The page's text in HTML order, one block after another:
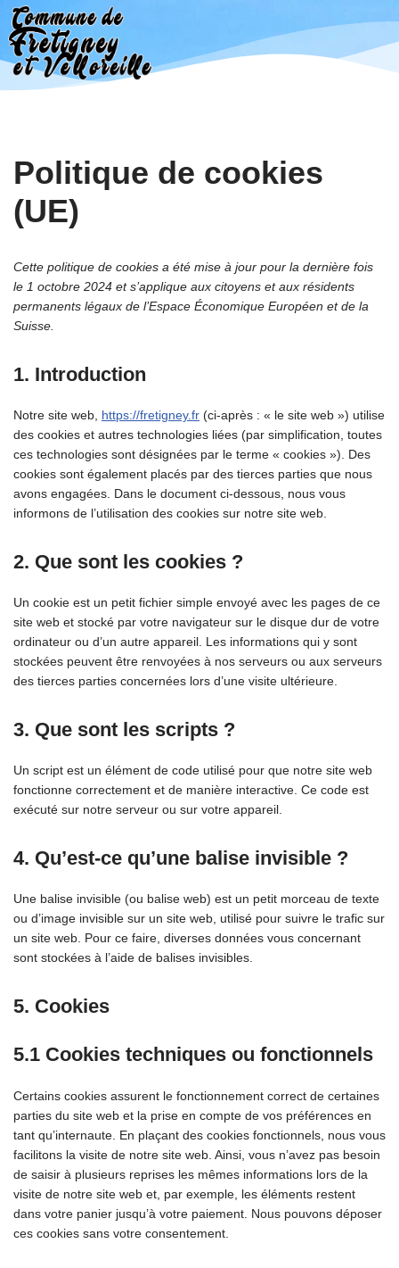
Aller
au
contenu
Politique de cookies
(UE)
Cette politique de cookies a été mise à jour pour la dernière fois
le 1 octobre 2024 et s’applique aux citoyens et aux résidents
permanents légaux de l’Espace Économique Européen et de la
Suisse.
1. Introduction
Notre site web, https://fretigney.fr (ci-après : « le site web ») utilise
des cookies et autres technologies liées (par simplification, toutes
ces technologies sont désignées par le terme « cookies »). Des
cookies sont également placés par des tierces parties que nous
avons engagées. Dans le document ci-dessous, nous vous
informons de l’utilisation des cookies sur notre site web.
2. Que sont les cookies ?
Un cookie est un petit fichier simple envoyé avec les pages de ce
site web et stocké par votre navigateur sur le disque dur de votre
ordinateur ou d’un autre appareil. Les informations qui y sont
stockées peuvent être renvoyées à nos serveurs ou aux serveurs
des tierces parties concernées lors d’une visite ultérieure.
3. Que sont les scripts ?
Un script est un élément de code utilisé pour que notre site web
fonctionne correctement et de manière interactive. Ce code est
exécuté sur notre serveur ou sur votre appareil.
4. Qu’est-ce qu’une balise invisible ?
Une balise invisible (ou balise web) est un petit morceau de texte
ou d’image invisible sur un site web, utilisé pour suivre le trafic sur
un site web. Pour ce faire, diverses données vous concernant
sont stockées à l’aide de balises invisibles.
5. Cookies
5.1 Cookies techniques ou fonctionnels
Certains cookies assurent le fonctionnement correct de certaines
parties du site web et la prise en compte de vos préférences en
tant qu’internaute. En plaçant des cookies fonctionnels, nous vous
facilitons la visite de notre site web. Ainsi, vous n’avez pas besoin
de saisir à plusieurs reprises les mêmes informations lors de la
visite de notre site web et, par exemple, les éléments restent
dans votre panier jusqu’à votre paiement. Nous pouvons déposer
ces cookies sans votre consentement.